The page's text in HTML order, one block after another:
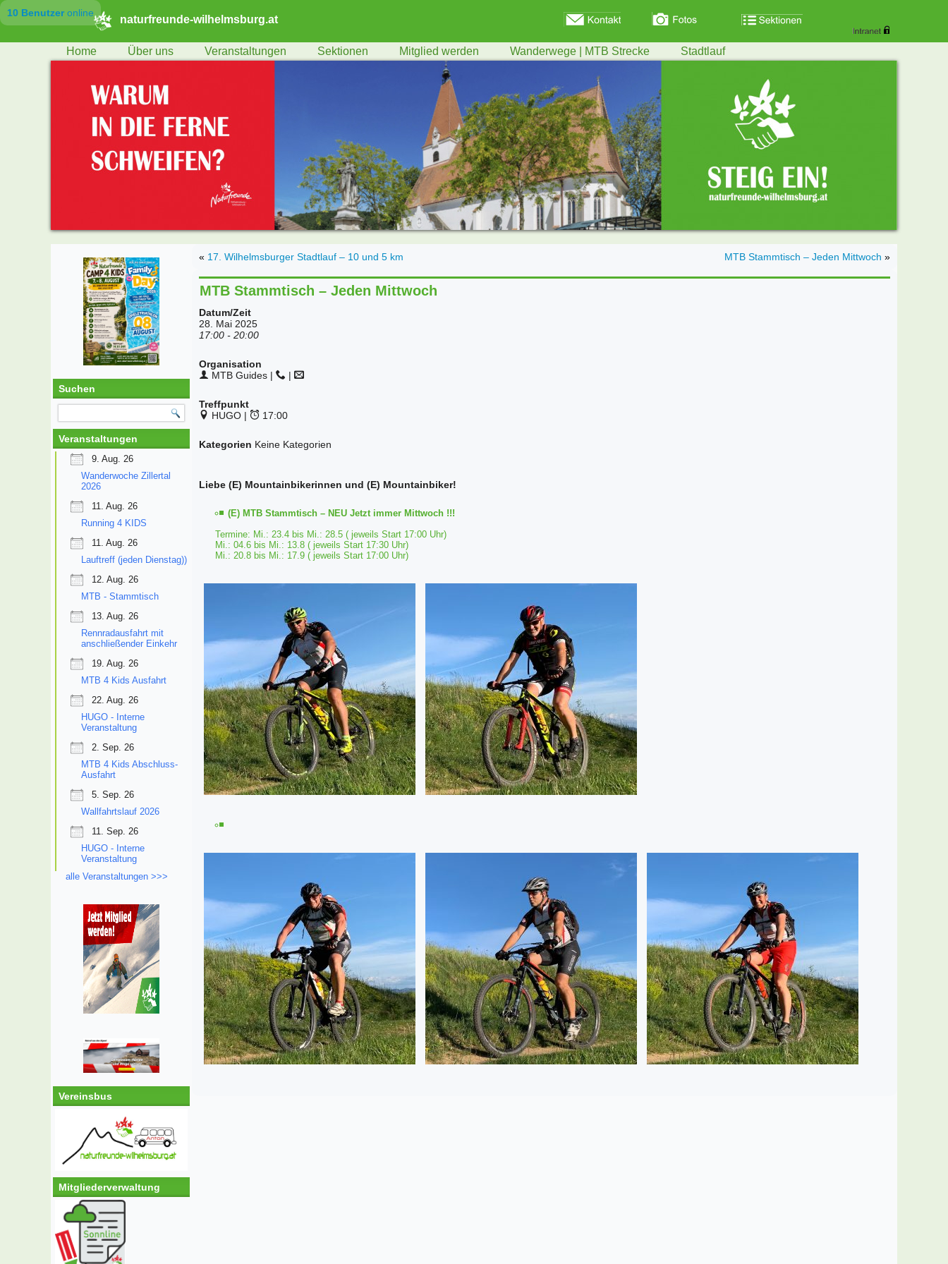
10 Benutzeronline
naturfreunde-wilhelmsburg.at
Home Über uns Veranstaltungen Sektionen Mitglied werden Wanderwege | MTB Strecke Stadtlauf
Suchen
Veranstaltungen
9. Aug. 26
Wanderwoche Zillertal
2026
11. Aug. 26
Running 4 KIDS
11. Aug. 26
Lauftreff (jeden Dienstag))
12. Aug. 26
MTB - Stammtisch
13. Aug. 26
Rennradausfahrt mit
anschließender Einkehr
19. Aug. 26
MTB 4 Kids Ausfahrt
22. Aug. 26
HUGO - Interne
Veranstaltung
2. Sep. 26
MTB 4 Kids Abschluss-
Ausfahrt
5. Sep. 26
Wallfahrtslauf 2026
11. Sep. 26
HUGO - Interne
Veranstaltung
alle Veranstaltungen >>>
Vereinsbus
Mitgliederverwaltung
« 17. Wilhelmsburger Stadtlauf – 10 und 5 km MTB Stammtisch – Jeden Mittwoch »
MTB Stammtisch – Jeden Mittwoch
Datum/Zeit
28. Mai 2025
17:00 - 20:00
Organisation
MTB Guides |
|
Treffpunkt
HUGO |
17:00
Kategorien Keine Kategorien
Liebe (E) Mountainbikerinnen und (E) Mountainbiker!
(E) MTB Stammtisch – NEU Jetzt immer Mittwoch !!!
Termine: Mi.: 23.4 bis Mi.: 28.5 ( jeweils Start 17:00 Uhr)
Mi.: 04.6 bis Mi.: 13.8 ( jeweils Start 17:30 Uhr)
Mi.: 20.8 bis Mi.: 17.9 ( jeweils Start 17:00 Uhr)